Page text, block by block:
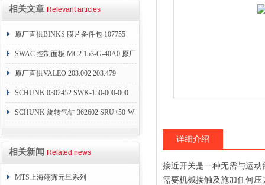
相关文章 Relevant articles
原厂直供BINKS 膜片备件包 107755
SWAC 控制面板 MC2 153-G-40A0 原厂
直销
原厂直供VALEO 203.002 203.479
SCHUNK 0302452 SWK-150-000-000
SCHUNK 旋转气缸 362602 SRU+50-W-
相关新闻 Related news
MTS上海翊霈元旦系列
详细介绍
接近开关是一种无需与运
需要机械接触及施加任何